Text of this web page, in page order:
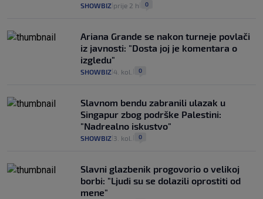
SHOWBIZ prije 2 h 0
Ariana Grande se nakon turneje povlači
iz javnosti: "Dosta joj je komentara o
izgledu"
SHOWBIZ 4. kol. 0
Slavnom bendu zabranili ulazak u
Singapur zbog podrške Palestini:
"Nadrealno iskustvo"
SHOWBIZ 3. kol. 0
Slavni glazbenik progovorio o velikoj
borbi: "Ljudi su se dolazili oprostiti od
mene"